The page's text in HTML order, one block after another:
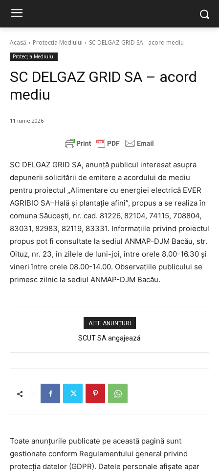
Acasă Protecția Mediului SC DELGAZ GRID SA - acord mediu
Protecția Mediului
SC DELGAZ GRID SA – acord
mediu
11 iunie 2026
SC DELGAZ GRID SA, anunţă publicul interesat asupra
depunerii solicitării de emitere a acordului de mediu
pentru proiectul „Alimentare cu energiei electrică EVER
AGRIBIO SA–Hală și plantație afini”, propus a se realiza în
comuna Săucești, nr. cad. 81226, 82104, 74115, 708804,
83031, 82983, 82119, 83331. Informaţiile privind proiectul
propus pot fi consultate la sediul ANMAP-DJM Bacău, str.
Oituz, nr. 23, în zilele de luni-joi, între orele 8.00-16.30 şi
vineri între orele 08.00-14.00. Observaţiile publicului se
primesc zilnic la sediul ANMAP-DJM Bacău.
ALTE ANUNȚURI
SCUT SA angajează
Toate anunțurile publicate pe această pagină sunt
gestionate conform Regulamentului general privind
protecția datelor (GDPR). Datele personale afișate apar